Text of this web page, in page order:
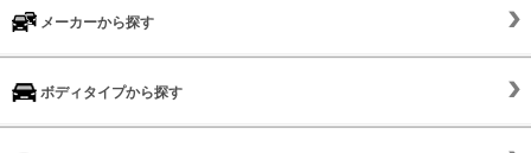
メーカーから探す
ボディタイプから探す